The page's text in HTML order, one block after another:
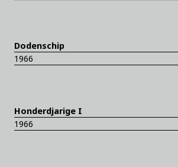
Dodenschip
1966
Honderdjarige I
1966